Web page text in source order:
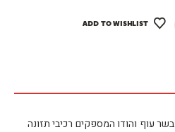
ADD TO WISHLIST
אקאנה קלאסיק, מכיל כ – 50% בשר עוף והודו המספקים רכיבי תזונה